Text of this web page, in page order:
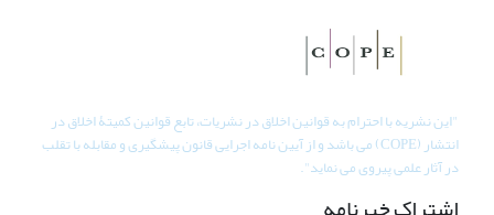
"این نشریه با احترام به قوانین اخلاق در نشریات، تابع قوانین کمیتۀ اخلاق در
انتشار (COPE) می باشد و از آیین نامه اجرایی قانون پیشگیری و مقابله با تقلب
در آثار علمی پیروی می نماید".